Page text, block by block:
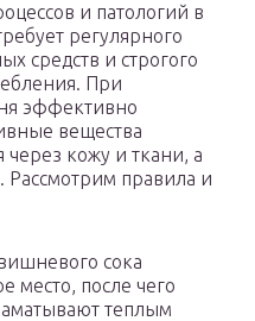
и патологий в
регулярного
средств и строгого
При
эффективно
вещества
через кожу и ткани, а
Рассмотрим правила и
сока
место, после чего
теплым